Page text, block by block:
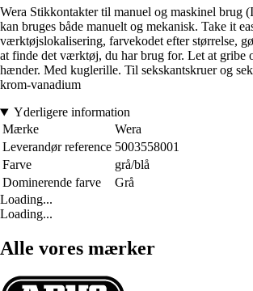
Wera Stikkontakter til manuel og maskinel brug
kan bruges både manuelt og mekanisk. Take it
værktøjslokalisering, farvekodet efter størrelse,
at finde det værktøj, du har brug for. Let at gribe
hænder. Med kuglerille. Til sekskantskruer og
krom-vanadium
Yderligere information
Mærke
Wera
Leverandør reference 5003558001
Farve
grå/blå
Dominerende farve
Grå
Loading...
Loading...
Alle vores mærker